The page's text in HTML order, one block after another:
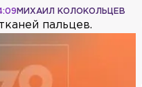
МИХАИЛ КОЛОКОЛЬЦЕВ
пальцев.